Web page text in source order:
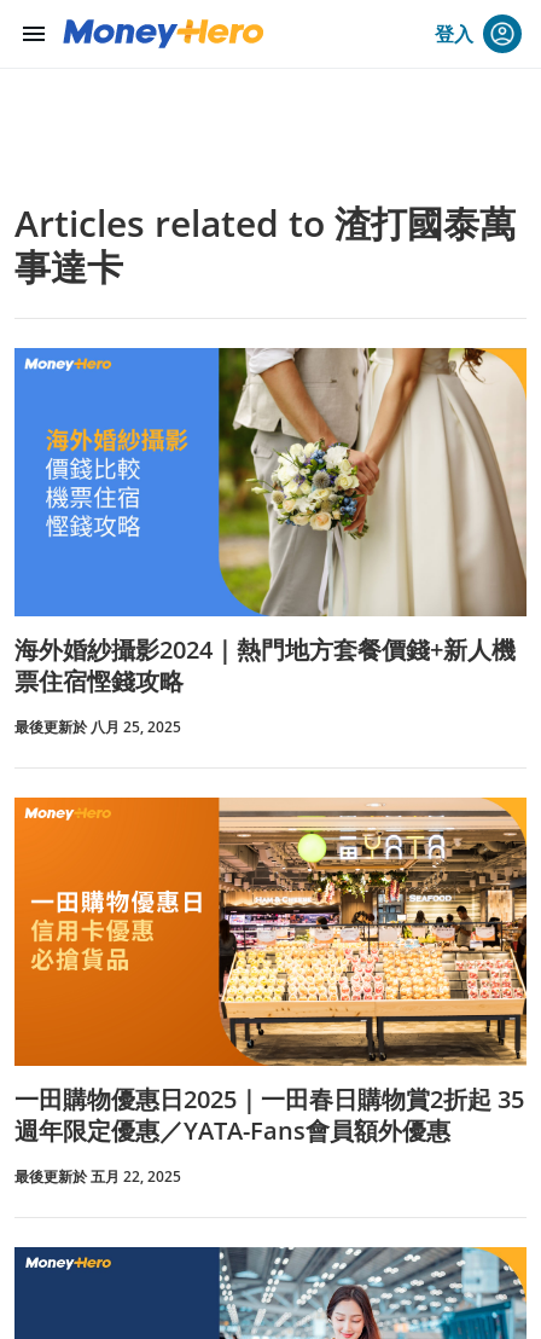
menu 登入
Articles related to 渣打國泰萬
事達卡
海外婚紗攝影2024｜熱門地方套餐價錢+新人機
票住宿慳錢攻略
最後更新於 八月 25, 2025
一田購物優惠日2025｜一田春日購物賞2折起 35
週年限定優惠／YATA-Fans會員額外優惠
最後更新於 五月 22, 2025